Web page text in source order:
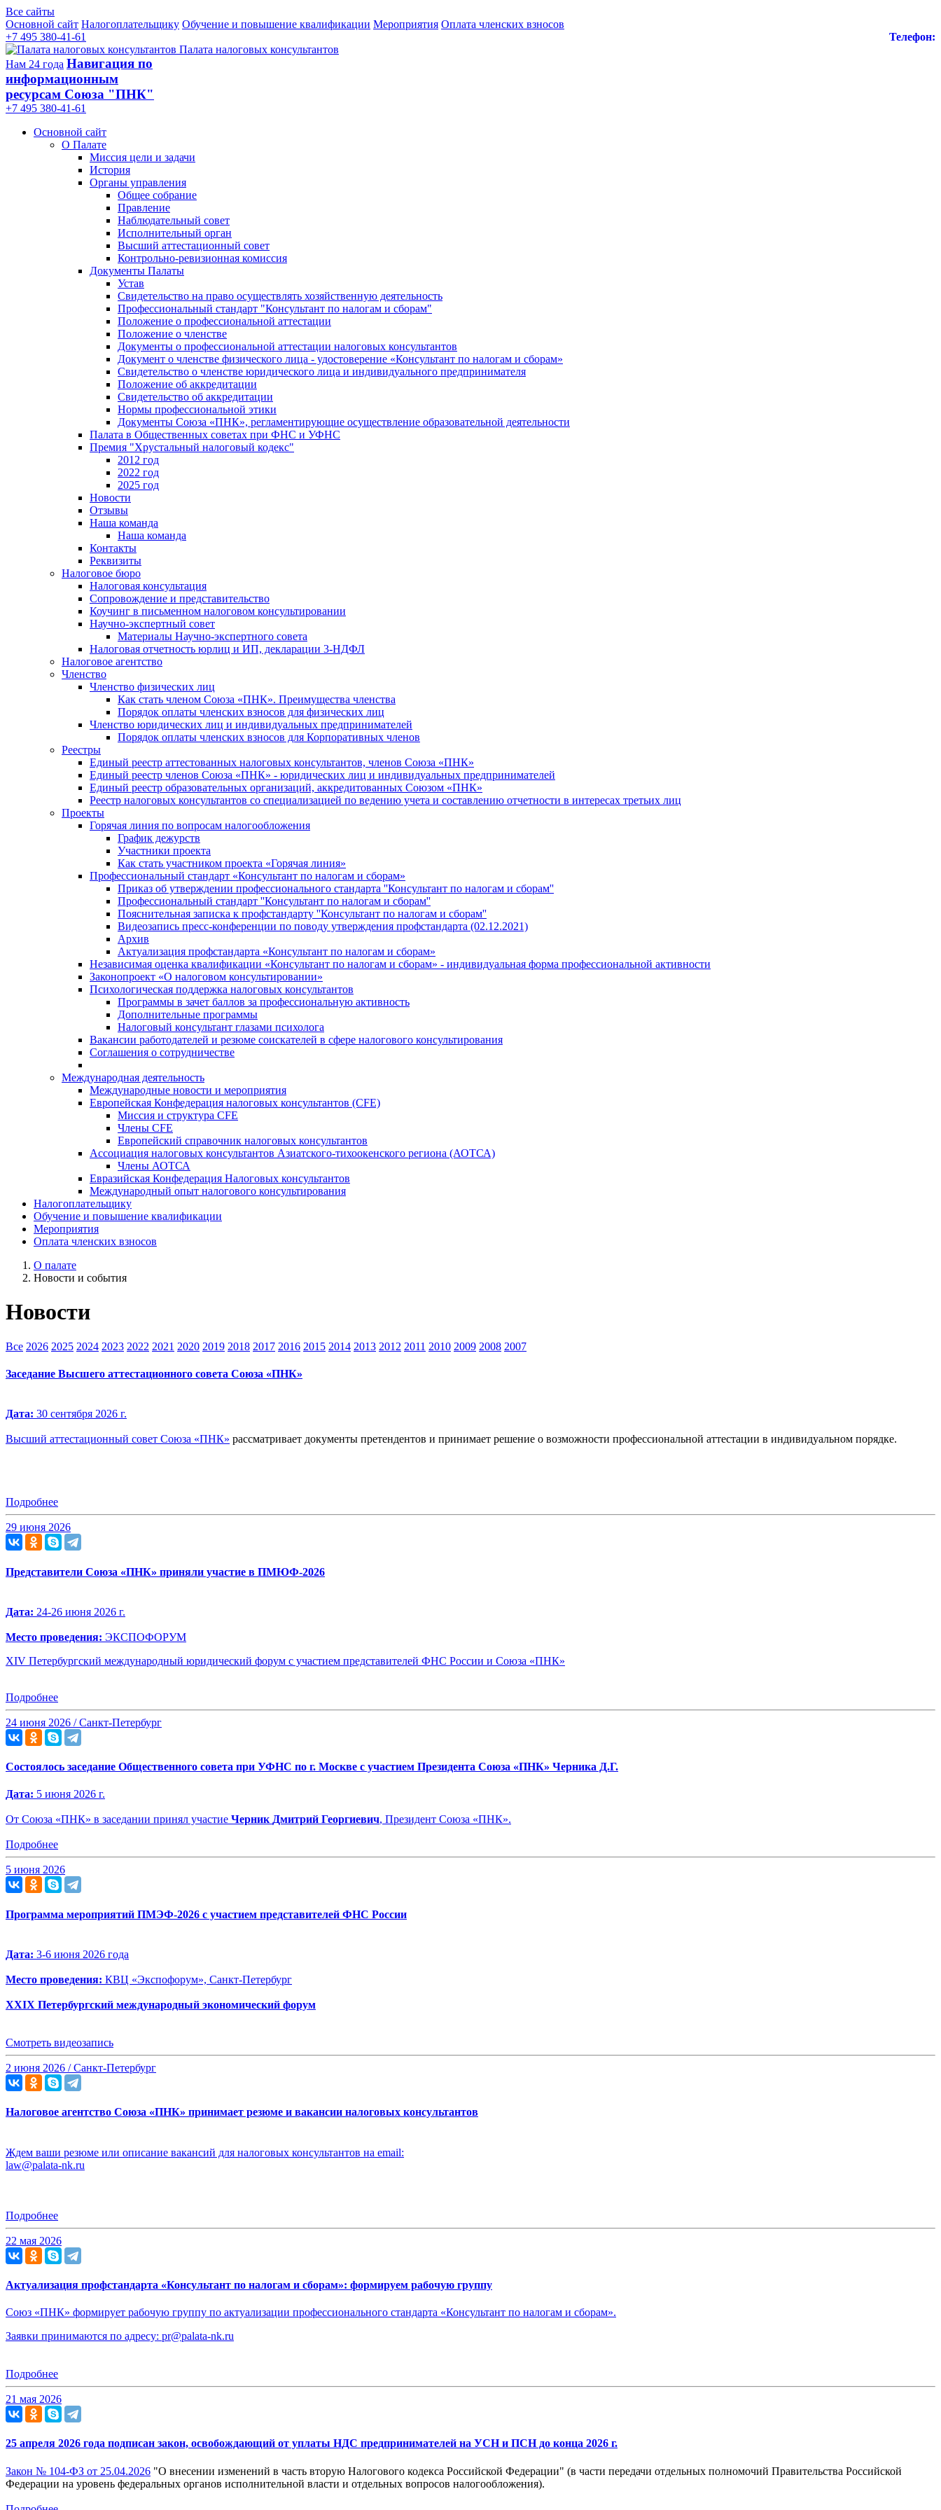
Все сайты
Основной сайт Налогоплательщику Обучение и повышение квалификации Мероприятия Оплата членских взносов
Телефон:
+7 495 380-41-61
Палата налоговых консультантов
Нам 24 года Навигация по
информационным
ресурсам Союза "ПНК"
+7 495 380‑41‑61
Основной сайт
О Палате
Миссия цели и задачи
История
Органы управления
Общее собрание
Правление
Наблюдательный совет
Исполнительный орган
Высший аттестационный совет
Контрольно-ревизионная комиссия
Документы Палаты
Устав
Свидетельство на право осуществлять хозяйственную деятельность
Профессиональный стандарт "Консультант по налогам и сборам"
Положение о профессиональной аттестации
Положение о членстве
Документы о профессиональной аттестации налоговых консультантов
Документ о членстве физического лица - удостоверение «Консультант по налогам и сборам»
Свидетельство о членстве юридического лица и индивидуального предпринимателя
Положение об аккредитации
Свидетельство об аккредитации
Нормы профессиональной этики
Документы Союза «ПНК», регламентирующие осуществление образовательной деятельности
Палата в Общественных советах при ФНС и УФНС
Премия "Хрустальный налоговый кодекс"
2012 год
2022 год
2025 год
Новости
Отзывы
Наша команда
Наша команда
Контакты
Реквизиты
Налоговое бюро
Налоговая консультация
Cопровождение и представительство
Коучинг в письменном налоговом консультировании
Научно-экспертный совет
Материалы Научно-экспертного совета
Налоговая отчетность юрлиц и ИП, декларации 3-НДФЛ
Налоговое агентство
Членство
Членство физических лиц
Как стать членом Союза «ПНК». Преимущества членства
Порядок оплаты членских взносов для физических лиц
Членство юридических лиц и индивидуальных предпринимателей
Порядок оплаты членских взносов для Корпоративных членов
Реестры
Единый реестр аттестованных налоговых консультантов, членов Союза «ПНК»
Единый реестр членов Союза «ПНК» - юридических лиц и индивидуальных предпринимателей
Единый реестр образовательных организаций, аккредитованных Союзом «ПНК»
Реестр налоговых консультантов со специализацией по ведению учета и составлению отчетности в интересах третьих лиц
Проекты
Горячая линия по вопросам налогообложения
График дежурств
Участники проекта
Как стать участником проекта «Горячая линия»
Профессиональный стандарт «Консультант по налогам и сборам»
Приказ об утверждении профессионального стандарта ''Консультант по налогам и сборам''
Профессиональный стандарт ''Консультант по налогам и сборам''
Пояснительная записка к профстандарту ''Консультант по налогам и сборам''
Видеозапись пресс-конференции по поводу утверждения профстандарта (02.12.2021)
Архив
Актуализация профстандарта «Консультант по налогам и сборам»
Независимая оценка квалификации «Консультант по налогам и сборам» - индивидуальная форма профессиональной активности
Законопроект «О налоговом консультировании»
Психологическая поддержка налоговых консультантов
Программы в зачет баллов за профессиональную активность
Дополнительные программы
Налоговый консультант глазами психолога
Вакансии работодателей и резюме соискателей в сфере налогового консультирования
Соглашения о сотрудничестве
Международная деятельность
Международные новости и мероприятия
Европейская Конфедерация налоговых консультантов (CFE)
Миссия и структура CFE
Члены CFE
Европейский справочник налоговых консультантов
Ассоциация налоговых консультантов Азиатского-тихоокенского региона (АОТСА)
Члены АОТСА
Евразийская Конфедерация Налоговых консультантов
Международный опыт налогового консультирования
Налогоплательщику
Обучение и повышение квалификации
Мероприятия
Оплата членских взносов
О палате
Новости и события
Новости
Все 2026 2025 2024 2023 2022 2021 2020 2019 2018 2017 2016 2015 2014 2013 2012 2011 2010 2009 2008 2007
Заседание Высшего аттестационного совета Союза «ПНК»
Дата: 30 сентября 2026 г.
Высший аттестационный совет Союза «ПНК» рассматривает документы претендентов и принимает решение о возможности профессиональной аттестации в индивидуальном порядке.
Подробнее
29 июня 2026
Представители Союза «ПНК» приняли участие в ПМЮФ-2026
Дата: 24-26 июня 2026 г.
Место проведения: ЭКСПОФОРУМ
XIV Петербургский международный юридический форум с участием представителей ФНС России и Союза «ПНК»
Подробнее
24 июня 2026 / Санкт-Петербург
Состоялось заседание Общественного совета при УФНС по г. Москве с участием Президента Союза «ПНК» Черника Д.Г.
Дата: 5 июня 2026 г.
От Союза «ПНК» в заседании принял участие ЧерникДмитрий Георгиевич, Президент Союза «ПНК».
Подробнее
5 июня 2026
Программа мероприятий ПМЭФ-2026 с участием представителей ФНС России
Дата: 3-6 июня 2026 года
Место проведения: КВЦ «Экспофорум», Санкт-Петербург
XXIX Петербургский международный экономический форум
Смотреть видеозапись
2 июня 2026 / Санкт-Петербург
Налоговое агентство Союза «ПНК» принимает резюме и вакансии налоговых консультантов
Ждем ваши резюме или описание вакансий для налоговых консультантов на email:
law@palata-nk.ru
Подробнее
22 мая 2026
Актуализация профстандарта «Консультант по налогам и сборам»: формируем рабочую группу
Союз «ПНК» формирует рабочую группу по актуализации профессионального стандарта «Консультант по налогам и сборам».
Заявки принимаются по адресу: pr@palata-nk.ru
Подробнее
21 мая 2026
25 апреля 2026 года подписан закон, освобождающий от уплаты НДС предпринимателей на УСН и ПСН до конца 2026 г.
Закон № 104-ФЗ от 25.04.2026 "О внесении изменений в часть вторую Налогового кодекса Российской Федерации" (в части передачи отдельных полномочий Правительства Российской
Федерации на уровень федеральных органов исполнительной власти и отдельных вопросов налогообложения).